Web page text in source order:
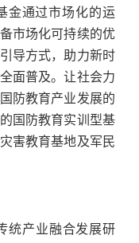
金通过市场化的运
市场化可持续的优
导方式，助力新时
面普及。让社会力
防教育产业发展的
国防教育实训型基
害教育基地及军民
统产业融合发展研